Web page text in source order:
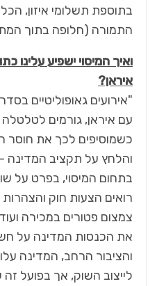
בתוספת תשלומי איזון, הכל
התמורה (חלופה בתוך
ואיך המיסוי ישפיע
איראן?
"אירועים גאופוליטיים
עם איראן, גורמים
כשמוסיפים לכך את חוסר
והלחץ על תקציב
בתחום המיסוי, בפרט על
רואים הצעות חוק
צמצום פטורים במכירה
את הכנסות המדינה על
והציבור הרחב, המדינה
לייצוב השוק, אך בפועל זה